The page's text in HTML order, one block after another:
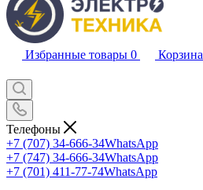
Избранные товары 0 Корзина
Телефоны
+7 (707) 34-666-34WhatsApp
+7 (747) 34-666-34WhatsApp
+7 (701) 411-77-74WhatsApp